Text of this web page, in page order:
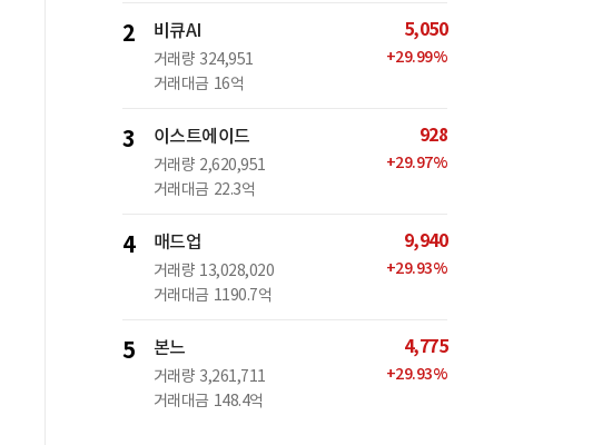
2 비큐AI
거래량 324,951
거래대금 16억
5,050
+29.99%
3 이스트에이드
거래량 2,620,951
거래대금 22.3억
928
+29.97%
4 매드업
거래량 13,028,020
거래대금 1190.7억
9,940
+29.93%
5 본느
거래량 3,261,711
거래대금 148.4억
4,775
+29.93%